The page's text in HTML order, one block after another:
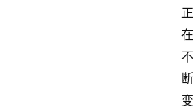
正
在
不
断
变